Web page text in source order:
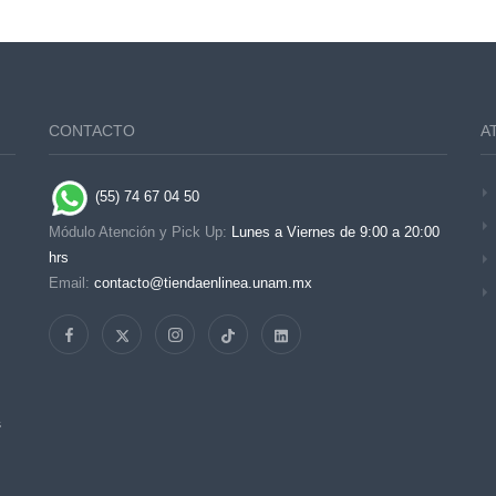
CONTACTO
(55) 74 67 04 50
Módulo Atención y Pick Up: Lunes a Viernes de 9:00 a 20:00
hrs
Email: contacto@tiendaenlinea.unam.mx